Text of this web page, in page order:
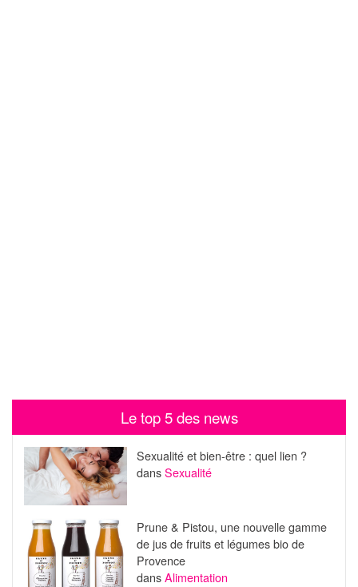
Le top 5 des news
Sexualité et bien-être : quel lien ?
dansSexualité
Prune & Pistou, une nouvelle gamme
de jus de fruits et légumes bio de
Provence
dansAlimentation